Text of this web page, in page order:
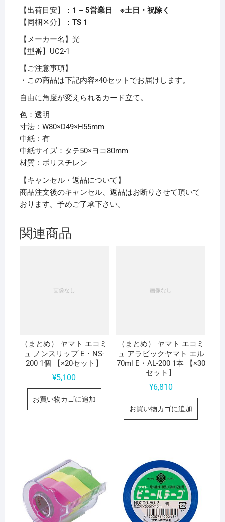
【出荷目安】： 1 – 5営業日 ※土日・祝除く
【同梱区分】： TS 1
【メーカー名】光
【型番】UC2-1
【ご注意事項】
・この商品は下記内容×40セットでお届けします。
自由に角度が変えられるカード立て。
色：透明
寸法：W80×D49×H55mm
中紙：有
中紙サイズ：タテ50×ヨコ80mm
材質：ポリスチレン
【キャンセル・返品について】
商品注文後のキャンセル、返品はお断りさせて頂いて
おります。予めご了承下さい。
関連商品
（まとめ） ヤマト エコミ
ュ ノンスリップ E・NS-
200 1個 【×20セット】
¥5,100
お買い物カゴに追加
（まとめ） ヤマト エコミ
ュ アラビックヤマト エル
70ml E・AL-200 1本 【×30
セット】
¥6,810
お買い物カゴに追加